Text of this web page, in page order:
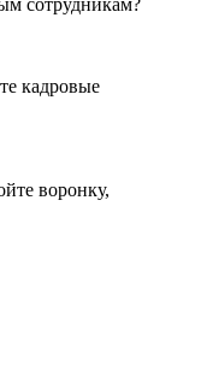
кадровые
воронку,